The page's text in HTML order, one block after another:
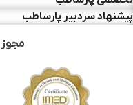
پیشنهاد سردبیر پارساطب